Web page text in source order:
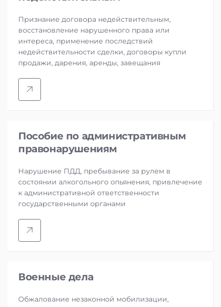
Признание договора недействительным,
восстановление нарушенного права или
интереса, применение последствий
недействительности сделки, договоры купли
продажи, дарения, аренды, завещания
Пособие по административным
правонарушениям
Нарушение ПДД, пребывание за рулем в
состоянии алкогольного опьянения, привлечение
к административной ответственности
государственными органами
Военные дела
Обжалование незаконной мобилизации,